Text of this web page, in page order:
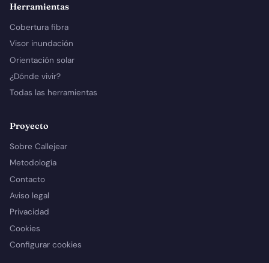
Herramientas
Cobertura fibra
Visor inundación
Orientación solar
¿Dónde vivir?
Todas las herramientas
Proyecto
Sobre Callejear
Metodología
Contacto
Aviso legal
Privacidad
Cookies
Configurar cookies